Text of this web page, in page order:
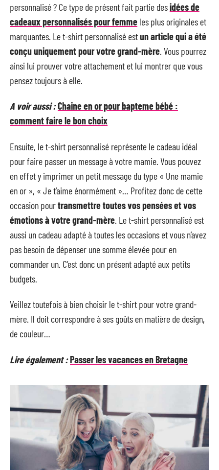
personnalisé ? Ce type de présent fait partie desidées de
cadeaux personnalisés pour femme les plus originales et
marquantes. Le t-shirt personnalisé estun article qui a été
conçu uniquement pour votre grand-mère . Vous pourrez
ainsi lui prouver votre attachement et lui montrer que vous
pensez toujours à elle.
A voir aussi :Chaine en or pour bapteme bébé :
comment faire le bon choix
Ensuite, le t-shirt personnalisé représente le cadeau idéal
pour faire passer un message à votre mamie. Vous pouvez
en effet y imprimer un petit message du type « Une mamie
en or », « Je t’aime énormément »… Profitez donc de cette
occasion pourtransmettre toutes vos pensées et vos
émotions à votre grand-mère . Le t-shirt personnalisé est
aussi un cadeau adapté à toutes les occasions et vous n’avez
pas besoin de dépenser une somme élevée pour en
commander un. C’est donc un présent adapté aux petits
budgets.
Veillez toutefois à bien choisir le t-shirt pour votre grand-
mère. Il doit correspondre à ses goûts en matière de design,
de couleur…
Lire également :Passer les vacances en Bretagne